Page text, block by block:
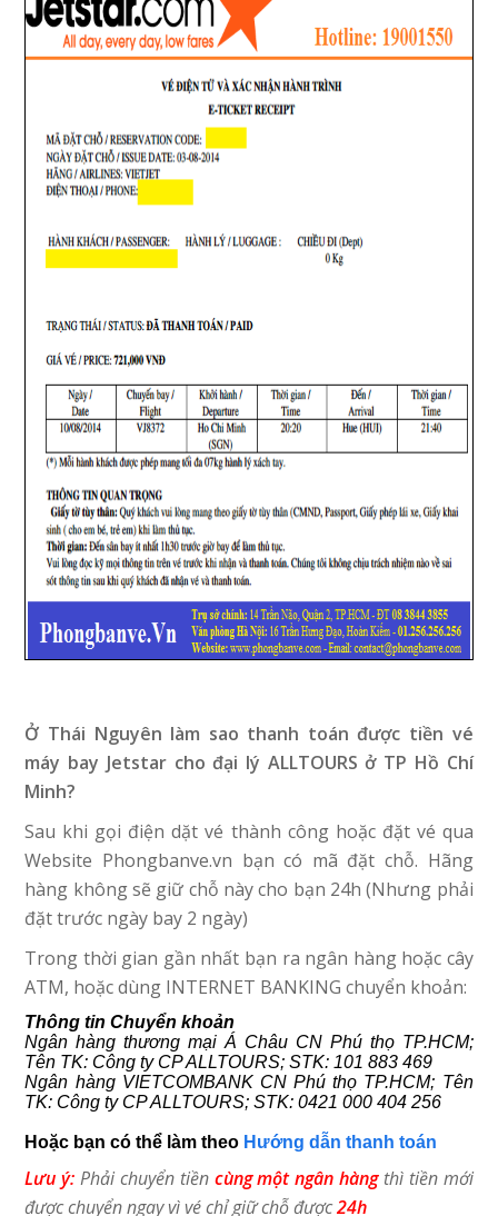
Ở Thái Nguyên làm sao thanh toán được tiền vé
máy bay Jetstarcho đại lý ALLTOURS ở TP Hồ Chí
Minh?
Sau khi gọi điện dặt vé thành công hoặc đặt vé qua
Website Phongbanve.vn bạn có mã đặt chỗ. Hãng
hàng không sẽ giữ chỗ này cho bạn 24h (Nhưng phải
đặt trước ngày bay 2 ngày)
Trong thời gian gần nhất bạn ra ngân hàng hoặc cây
ATM, hoặc dùng INTERNET BANKING chuyển khoản:
Thông tin Chuyển khoản
Ngân hàng thương mại Á Châu CN Phú thọ TP.HCM;
Tên TK: Công ty CP ALLTOURS; STK: 101 883 469
Ngân hàng VIETCOMBANK CN Phú thọ TP.HCM; Tên
TK: Công ty CP ALLTOURS; STK: 0421 000 404 256
Hoặc bạn có thể làm theo Hướng dẫn thanh toán
Lưu ý:Phải chuyển tiền cùng một ngân hàng thì tiền mới
được chuyển ngay vì vé chỉ giữ chỗ được24h